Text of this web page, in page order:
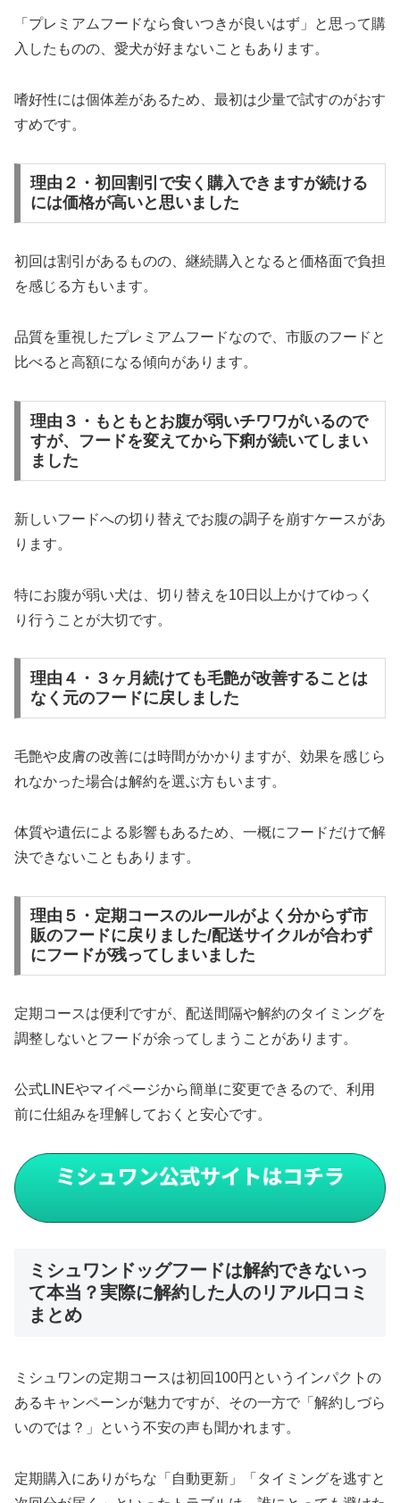
「プレミアムフードなら食いつきが良いはず」と思って購
入したものの、愛犬が好まないこともあります。
嗜好性には個体差があるため、最初は少量で試すのがおす
すめです。
理由２・初回割引で安く購入できますが続ける
には価格が高いと思いました
初回は割引があるものの、継続購入となると価格面で負担
を感じる方もいます。
品質を重視したプレミアムフードなので、市販のフードと
比べると高額になる傾向があります。
理由３・もともとお腹が弱いチワワがいるので
すが、フードを変えてから下痢が続いてしまい
ました
新しいフードへの切り替えでお腹の調子を崩すケースがあ
ります。
特にお腹が弱い犬は、切り替えを10日以上かけてゆっく
り行うことが大切です。
理由４・３ヶ月続けても毛艶が改善することは
なく元のフードに戻しました
毛艶や皮膚の改善には時間がかかりますが、効果を感じら
れなかった場合は解約を選ぶ方もいます。
体質や遺伝による影響もあるため、一概にフードだけで解
決できないこともあります。
理由５・定期コースのルールがよく分からず市
販のフードに戻りました/配送サイクルが合わず
にフードが残ってしまいました
定期コースは便利ですが、配送間隔や解約のタイミングを
調整しないとフードが余ってしまうことがあります。
公式LINEやマイページから簡単に変更できるので、利用
前に仕組みを理解しておくと安心です。
ミシュワンドッグフードは解約できないっ
て本当？実際に解約した人のリアル口コミ
まとめ
ミシュワンの定期コースは初回100円というインパクトの
あるキャンペーンが魅力ですが、その一方で「解約しづら
いのでは？」という不安の声も聞かれます。
定期購入にありがちな「自動更新」「タイミングを逃すと